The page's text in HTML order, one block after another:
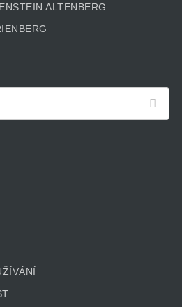
ALTENBERG